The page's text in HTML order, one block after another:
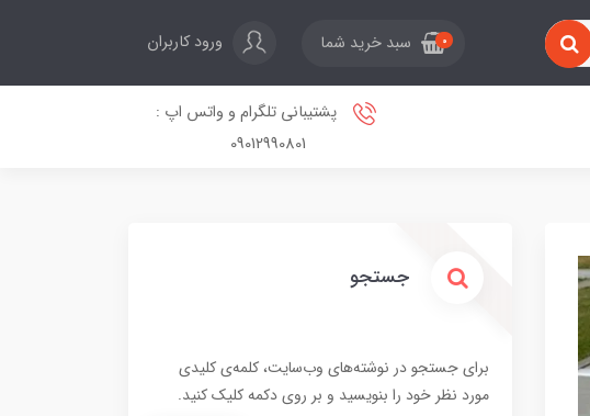
0 سبد خرید شما ورود کاربران
پشتیبانی تلگرام و واتس اپ :
09012990801
جستجو
برای جستجو در نوشته‌های وب‌سایت، کلمه‌ی کلیدی
مورد نظر خود را بنویسید و بر روی دکمه کلیک کنید.